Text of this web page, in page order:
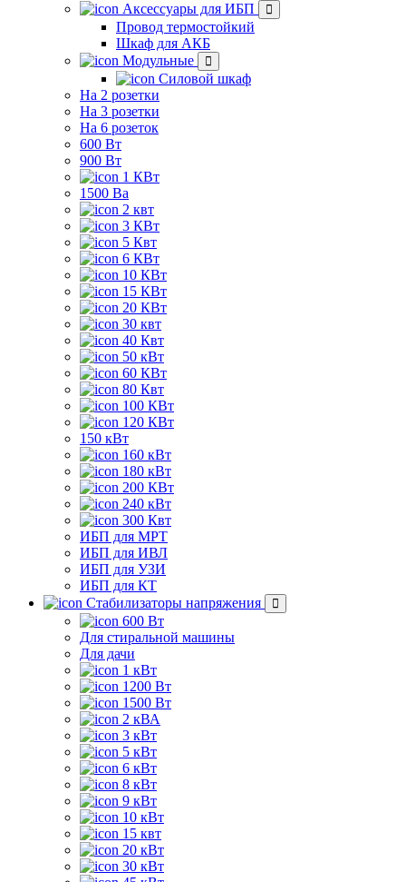
Аксессуары для ИБП
Провод термостойкий
Шкаф для АКБ
Модульные
Силовой шкаф
На 2 розетки
На 3 розетки
На 6 розеток
600 Вт
900 Вт
1 КВт
1500 Ва
2 квт
3 КВт
5 Квт
6 КВт
10 КВт
15 КВт
20 КВт
30 квт
40 Квт
50 кВт
60 КВт
80 Квт
100 КВт
120 КВт
150 кВт
160 кВт
180 кВт
200 КВт
240 кВт
300 Квт
ИБП для МРТ
ИБП для ИВЛ
ИБП для УЗИ
ИБП для КТ
Стабилизаторы напряжения
600 Вт
Для стиральной машины
Для дачи
1 кВт
1200 Вт
1500 Вт
2 кВА
3 кВт
5 кВт
6 кВт
8 кВт
9 кВт
10 кВт
15 квт
20 кВт
30 кВт